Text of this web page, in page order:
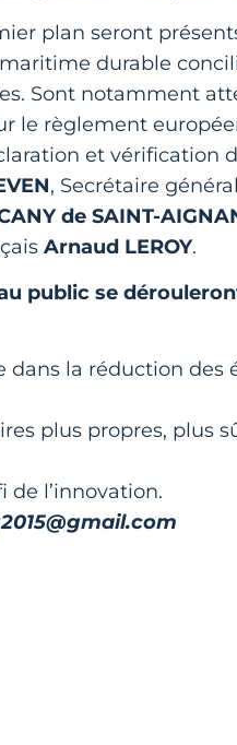
plan seront
durable
Sont notamment
le règlement
et vérification
, Secrétaire
de SAINT-
Arnaud LEROY.
public se
dans la réduction des
plus propres, plus
de l’innovation.